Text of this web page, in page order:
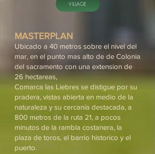
VILLAGE
MASTERPLAN
Ubicado a 40 metros sobre el nivel del
mar, en el punto mas alto de de Colonia
del sacramento con una extension de
26 hectareas,
Comarca las Liebres se distigue por su
pradera, vistas abierta en medio de la
naturaleza y su cercanía destacada, a
800 metros de la ruta 21, a pocos
minutos de la rambla costanera, la
plaza de toros, el barrio historico y el
puerto.